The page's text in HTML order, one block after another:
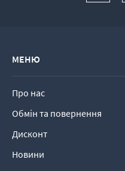
МЕНЮ
Про нас
Обмін та повернення
Дисконт
Новини